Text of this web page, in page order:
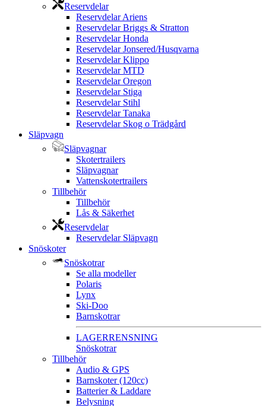
Reservdelar
Reservdelar Ariens
Reservdelar Briggs & Stratton
Reservdelar Honda
Reservdelar Jonsered/Husqvarna
Reservdelar Klippo
Reservdelar MTD
Reservdelar Oregon
Reservdelar Stiga
Reservdelar Stihl
Reservdelar Tanaka
Reservdelar Skog o Trädgård
Släpvagn
Släpvagnar
Skotertrailers
Släpvagnar
Vattenskotertrailers
Tillbehör
Tillbehör
Lås & Säkerhet
Reservdelar
Reservdelar Släpvagn
Snöskoter
Snöskotrar
Se alla modeller
Polaris
Lynx
Ski-Doo
Barnskotrar
LAGERRENSNING
Snöskotrar
Tillbehör
Audio & GPS
Barnskoter (120cc)
Batterier & Laddare
Belysning